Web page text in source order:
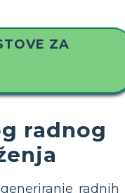
ZA
radnog
radnih